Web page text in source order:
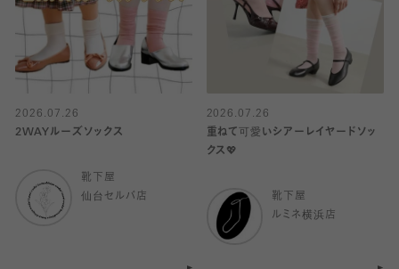
2026.07.26
2WAYルーズソックス
靴下屋
仙台セルバ店
2026.07.26
重ねて可愛いシアーレイヤードソッ
クス💖
靴下屋
ルミネ横浜店